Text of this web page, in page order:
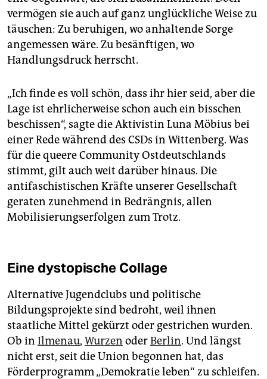
bleibt, brauchen wir auch Ihre Unterstützung. Schon
ein kleiner Beitrag hilft.
Fördern Sie jetzt den taz-
Journalismus!
vermögen sie auch auf ganz unglückliche Weise zu
täuschen: Zu beruhigen, wo anhaltende Sorge
angemessen wäre. Zu besänftigen, wo
Handlungsdruck herrscht.
„Ich finde es voll schön, dass ihr hier seid, aber die
Lage ist ehrlicherweise schon auch ein bisschen
beschissen“, sagte die Aktivistin Luna Möbius bei
einer Rede während des CSDs in Wittenberg. Was
für die queere Community Ostdeutschlands
stimmt, gilt auch weit darüber hinaus. Die
antifaschistischen Kräfte unserer Gesellschaft
geraten zunehmend in Bedrängnis, allen
Mobilisierungserfolgen zum Trotz.
Eine dystopische Collage
Alternative Jugendclubs und politische
Bildungsprojekte sind bedroht, weil ihnen
staatliche Mittel gekürzt oder gestrichen wurden.
Ob in Ilmenau, Wurzen oderBerlin. Und längst
nicht erst, seit die Union begonnen hat, das
Förderprogramm „Demokratie leben“ zu schleifen.